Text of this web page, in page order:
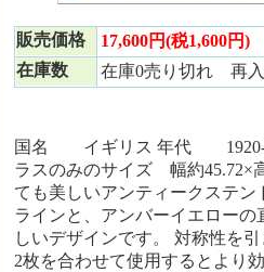
販売価格
17,600円(税1,600円)
在庫数
在庫0売り切れ 再
国名 イギリス 年代 1920-
ラスのみのサイズ 幅約45.72×
ても美しいアンティークステ
ラインと、アンバーイエロー
しいデザインです。 対称性を
2枚を合わせて使用するとより